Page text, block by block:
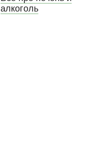
алкоголь